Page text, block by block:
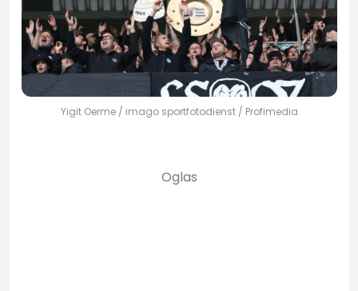
Yigit Oerme / imago sportfotodienst / Profimedia